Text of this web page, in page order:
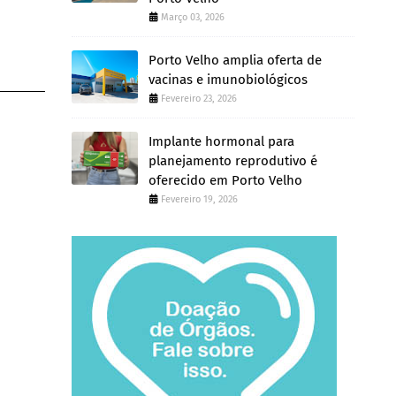
Março 03, 2026
Porto Velho amplia oferta de
vacinas e imunobiológicos
Fevereiro 23, 2026
Implante hormonal para
planejamento reprodutivo é
oferecido em Porto Velho
Fevereiro 19, 2026